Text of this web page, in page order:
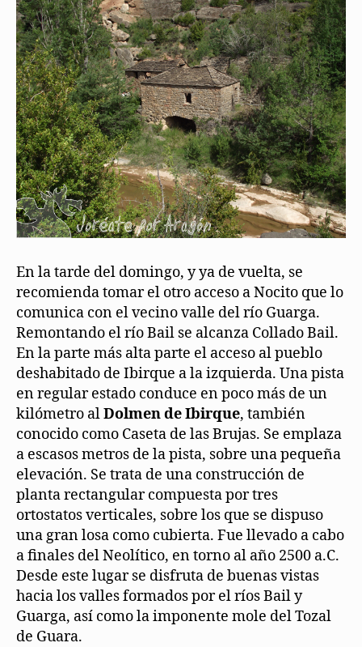
En la tarde del domingo, y ya de vuelta, se
recomienda tomar el otro acceso a Nocito que lo
comunica con el vecino valle del río Guarga.
Remontando el río Bail se alcanza Collado Bail.
En la parte más alta parte el acceso al pueblo
deshabitado de Ibirque a la izquierda. Una pista
en regular estado conduce en poco más de un
kilómetro alDolmen de Ibirque, también
conocido como Caseta de las Brujas. Se emplaza
a escasos metros de la pista, sobre una pequeña
elevación. Se trata de una construcción de
planta rectangular compuesta por tres
ortostatos verticales, sobre los que se dispuso
una gran losa como cubierta. Fue llevado a cabo
a finales del Neolítico, en torno al año 2500 a.C.
Desde este lugar se disfruta de buenas vistas
hacia los valles formados por el ríos Bail y
Guarga, así como la imponente mole del Tozal
de Guara.